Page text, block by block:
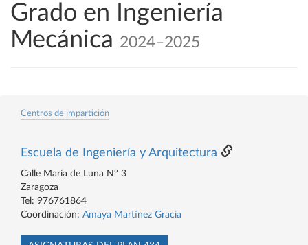
Grado en Ingeniería
Mecánica 2024–2025
Centros de impartición
Escuela de Ingeniería y Arquitectura
Calle María de Luna Nº 3
Zaragoza
Tel: 976761864
Coordinación: Amaya Martínez Gracia